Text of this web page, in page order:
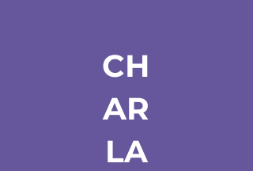
CH
AR
LA